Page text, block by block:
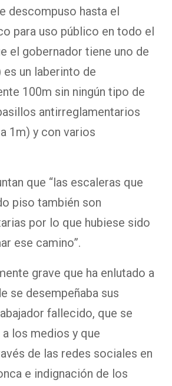
descompuso hasta el
para uso público en todo el
el gobernador tiene uno de
un laberinto de
100m sin ningún tipo de
antirreglamentarios
1m) y con varios
que “las escaleras que
piso también son
por lo que hubiese sido
ese camino”.
grave que ha enlutado a
se desempeñaba sus
fallecido, que se
los medios y que
de las redes sociales en
e indignación de los